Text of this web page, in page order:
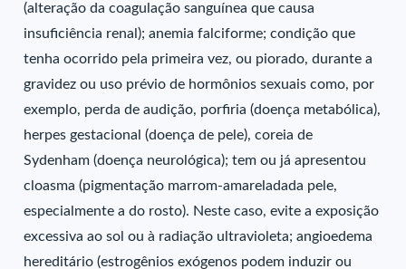
(alteração da coagulação sanguínea que causa
insuficiência renal); anemia falciforme; condição que
tenha ocorrido pela primeira vez, ou piorado, durante a
gravidez ou uso prévio de hormônios sexuais como, por
exemplo, perda de audição, porfiria (doença metabólica),
herpes gestacional (doença de pele), coreia de
Sydenham (doença neurológica); tem ou já apresentou
cloasma (pigmentação marrom-amareladada pele,
especialmente a do rosto). Neste caso, evite a exposição
excessiva ao sol ou à radiação ultravioleta; angioedema
hereditário (estrogênios exógenos podem induzir ou